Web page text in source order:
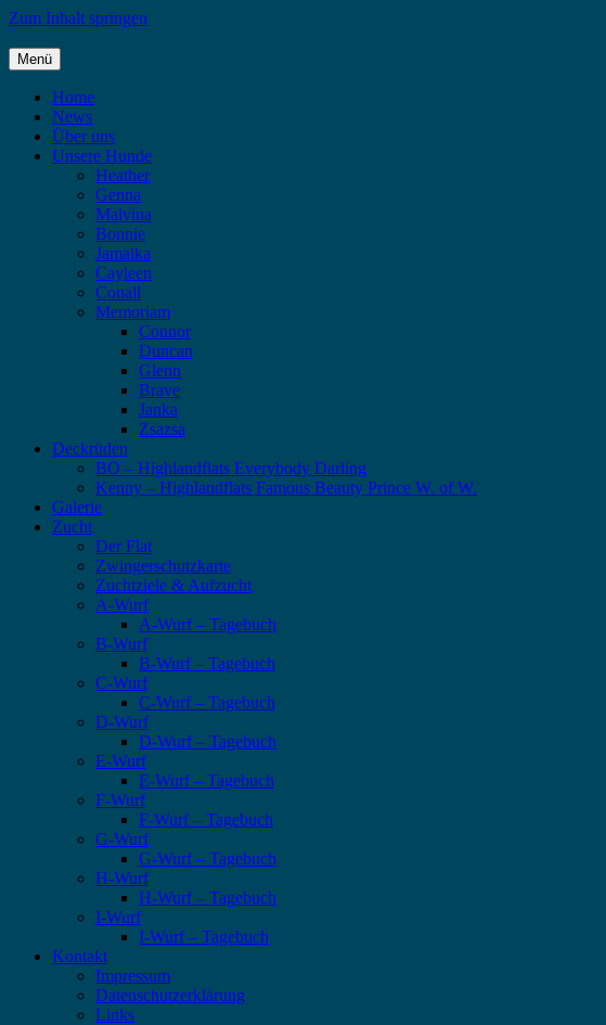
Zum Inhalt springen
Highlandflats – Flat Coated Retriever
Menü
Home
News
Über uns
Unsere Hunde
Heather
Genna
Malvina
Bonnie
Jamaika
Cayleen
Conall
Memoriam
Connor
Duncan
Glenn
Brave
Janka
Zsazsa
Deckrüden
BO – Highlandflats Everybody Darling
Kenny – Highlandflats Famous Beauty Prince W. of W.
Galerie
Zucht
Der Flat
Zwingerschutzkarte
Zuchtziele & Aufzucht
A-Wurf
A-Wurf – Tagebuch
B-Wurf
B-Wurf – Tagebuch
C-Wurf
C-Wurf – Tagebuch
D-Wurf
D-Wurf – Tagebuch
E-Wurf
E-Wurf – Tagebuch
F-Wurf
F-Wurf – Tagebuch
G-Wurf
G-Wurf – Tagebuch
H-Wurf
H-Wurf – Tagebuch
I-Wurf
I-Wurf – Tagebuch
Kontakt
Impressum
Datenschutzerklärung
Links